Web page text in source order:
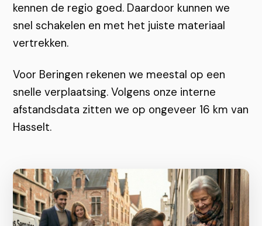
kennen de regio goed. Daardoor kunnen we
snel schakelen en met het juiste materiaal
vertrekken.
Voor Beringen rekenen we meestal op een
snelle verplaatsing. Volgens onze interne
afstandsdata zitten we op ongeveer 16 km van
Hasselt.